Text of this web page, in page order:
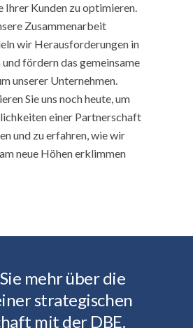
Ihrer Kunden zu optimieren.
Zusammenarbeit
wir Herausforderungen in
und fördern das gemeinsame
unserer Unternehmen.
Sie uns noch heute, um
einer Partnerschaft
und zu erfahren, wie wir
neue Höhen erklimmen
mehr über die
strategischen
mit der DBE.